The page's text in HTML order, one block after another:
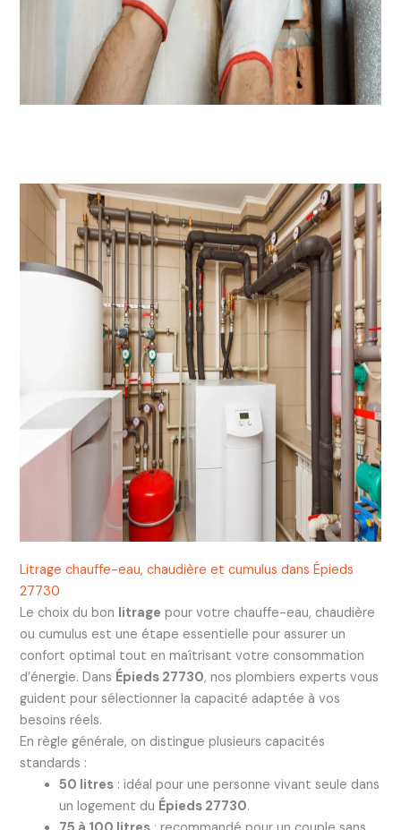
Litrage chauffe-eau, chaudière et cumulus dans Épieds
27730
Le choix du bon litrage pour votre chauffe-eau, chaudière
ou cumulus est une étape essentielle pour assurer un
confort optimal tout en maîtrisant votre consommation
d’énergie. Dans Épieds 27730, nos plombiers experts vous
guident pour sélectionner la capacité adaptée à vos
besoins réels.
En règle générale, on distingue plusieurs capacités
standards :
50 litres: idéal pour une personne vivant seule dans
un logement du Épieds 27730.